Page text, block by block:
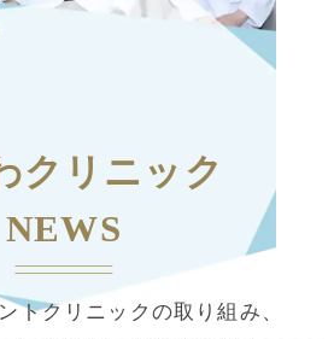
クリニック
NEWS
トクリニックの取り組み、